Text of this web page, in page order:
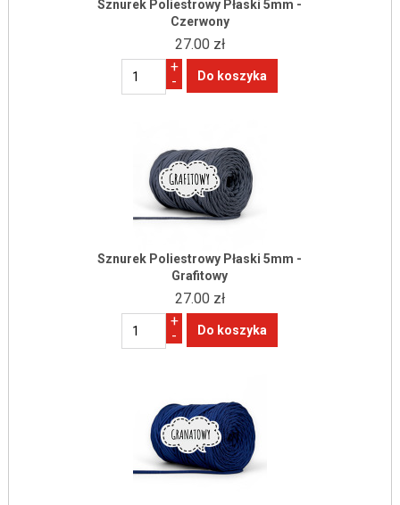
Sznurek Poliestrowy Płaski 5mm -
Czerwony
27.00 zł
+
-
Sznurek Poliestrowy Płaski 5mm -
Grafitowy
27.00 zł
+
-